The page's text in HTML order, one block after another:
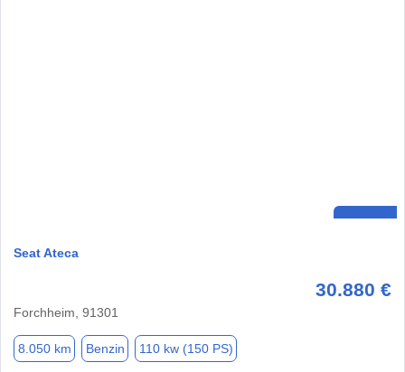
Seat Ateca
30.880 €
Forchheim, 91301
8.050 km Benzin 110 kw (150 PS)